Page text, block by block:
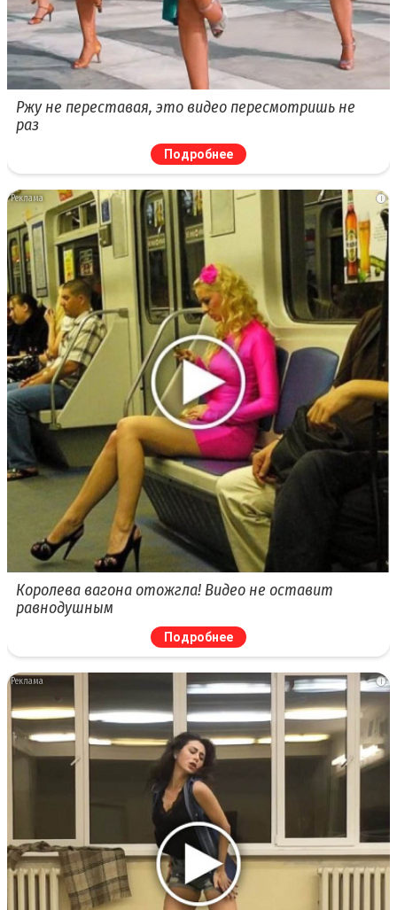
Ржу не переставая, это видео пересмотришь не
раз
Подробнее
i
Королева вагона отожгла! Видео не оставит
равнодушным
Подробнее
i